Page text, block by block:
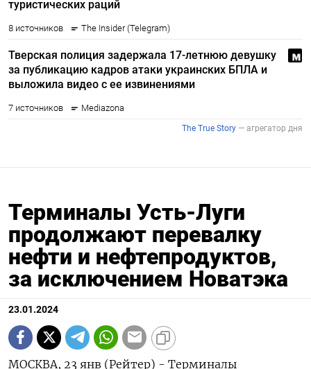
Терминалы Усть-Луги
продолжают перевалку
нефти и нефтепродуктов,
за исключением Новатэка
23.01.2024
МОСКВА, 23 янв (Рейтер) - Терминалы